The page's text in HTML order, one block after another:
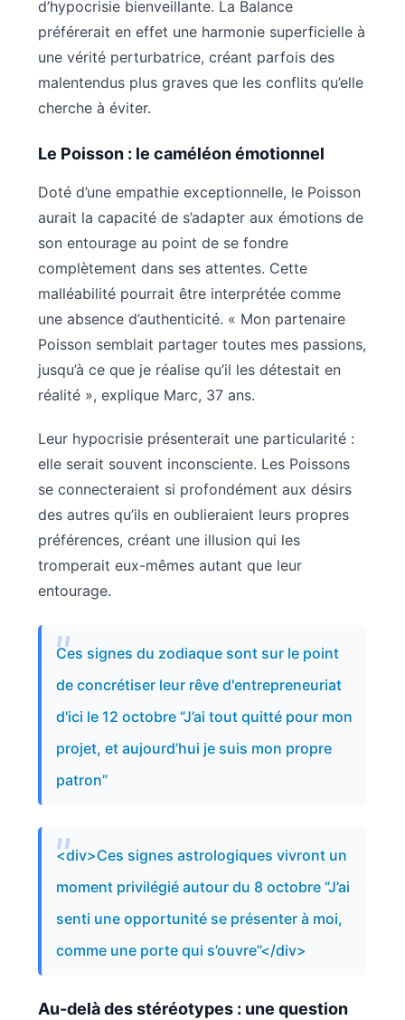
d’hypocrisie bienveillante. La Balance
préférerait en effet une harmonie superficielle à
une vérité perturbatrice, créant parfois des
malentendus plus graves que les conflits qu’elle
cherche à éviter.
Le Poisson : le caméléon émotionnel
Doté d’une empathie exceptionnelle, le Poisson
aurait la capacité de s’adapter aux émotions de
son entourage au point de se fondre
complètement dans ses attentes. Cette
malléabilité pourrait être interprétée comme
une absence d’authenticité. « Mon partenaire
Poisson semblait partager toutes mes passions,
jusqu’à ce que je réalise qu’il les détestait en
réalité », explique Marc, 37 ans.
Leur hypocrisie présenterait une particularité :
elle serait souvent inconsciente. Les Poissons
se connecteraient si profondément aux désirs
des autres qu’ils en oublieraient leurs propres
préférences, créant une illusion qui les
tromperait eux-mêmes autant que leur
entourage.
Ces signes du zodiaque sont sur le point
de concrétiser leur rêve d'entrepreneuriat
d'ici le 12 octobre “J’ai tout quitté pour mon
projet, et aujourd’hui je suis mon propre
patron”
<div>Ces signes astrologiques vivront un
moment privilégié autour du 8 octobre “J’ai
senti une opportunité se présenter à moi,
comme une porte qui s’ouvre”</div>
Au-delà des stéréotypes : une question